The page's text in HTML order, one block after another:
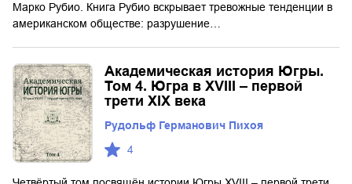
Марко Рубио. Книга Рубио вскрывает тревожные тенденции в
американском обществе: разрушение…
Академическая история Югры.
Том 4. Югра в XVIII – первой
трети XIX века
Рудольф Германович Пихоя
4